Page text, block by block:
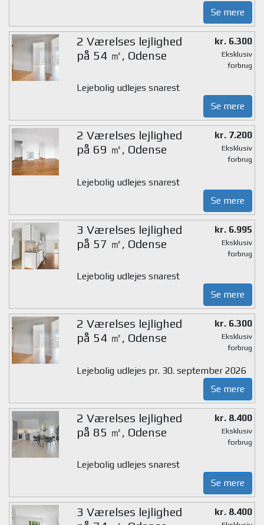
Se mere
2 Værelses lejlighed
på 54 ㎡, Odense
kr. 6.300
Eksklusiv
forbrug
Lejebolig udlejes snarest
Se mere
2 Værelses lejlighed
på 69 ㎡, Odense
kr. 7.200
Eksklusiv
forbrug
Lejebolig udlejes snarest
Se mere
3 Værelses lejlighed
på 57 ㎡, Odense
kr. 6.995
Eksklusiv
forbrug
Lejebolig udlejes snarest
Se mere
2 Værelses lejlighed
på 54 ㎡, Odense
kr. 6.300
Eksklusiv
forbrug
Lejebolig udlejes pr. 30. september 2026
Se mere
2 Værelses lejlighed
på 85 ㎡, Odense
kr. 8.400
Eksklusiv
forbrug
Lejebolig udlejes snarest
Se mere
3 Værelses lejlighed
kr. 8.400